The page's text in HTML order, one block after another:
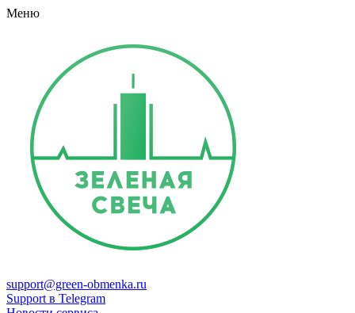
Меню
support@green-obmenka.ru
Support в Telegram